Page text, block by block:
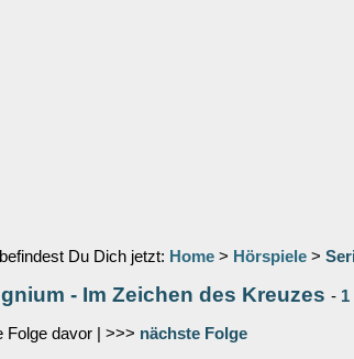
Du Dich jetzt: Home > Hörspiele >
- Im Zeichen des Kreuzes - 1
Folge davor | >>> nächste Folge